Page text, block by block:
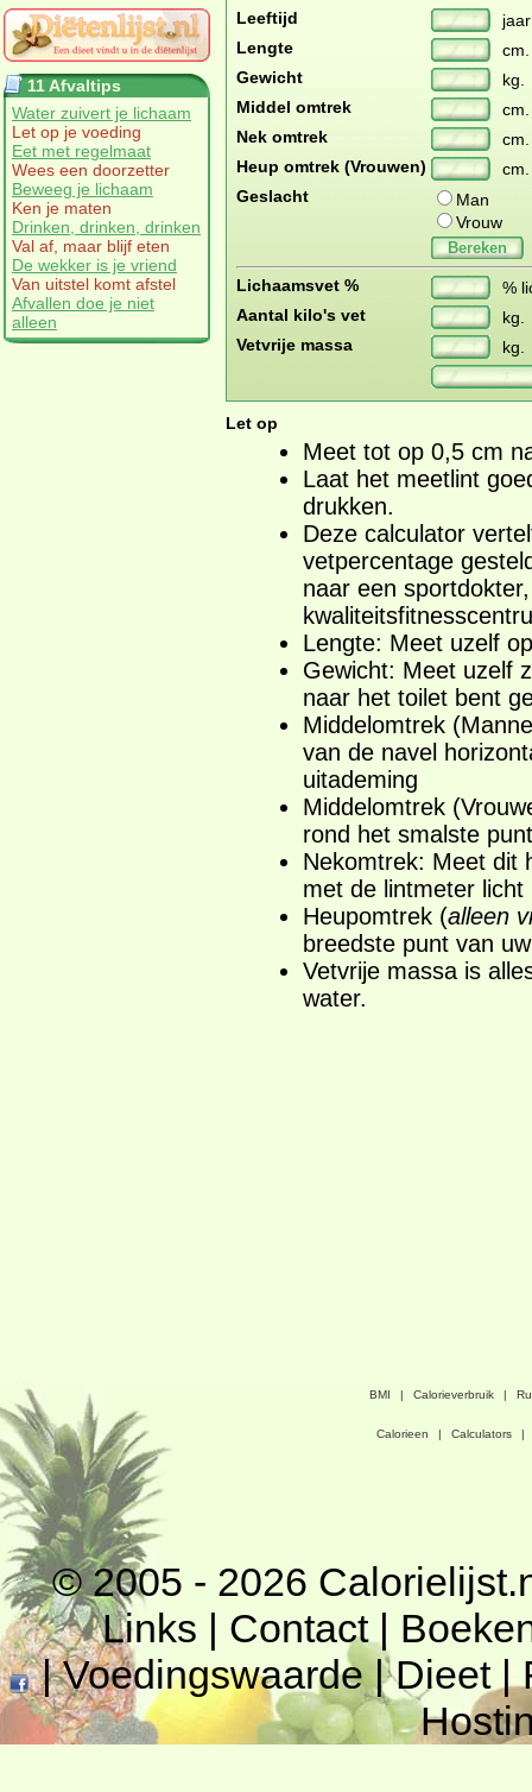
11 Afvaltips
Water zuivert je lichaam
Let op je voeding
Eet met regelmaat
Wees een doorzetter
Beweeg je lichaam
Ken je maten
Drinken, drinken, drinken
Val af, maar blijf eten
De wekker is je vriend
Van uitstel komt afstel
Afvallen doe je niet
alleen
Leeftijd
jaar
Lengte
cm.
Gewicht
kg.
Middel omtrek
cm.
Nek omtrek
cm.
Heup omtrek (Vrouwen)
cm.
Geslacht
Man
Vrouw
Bereken
Lichaamsvet %
%
Aantal kilo's vet
kg.
Vetvrije massa
kg.
Let op
Meet tot op 0,5 cm
Laat het meetlint
drukken.
Deze calculator
vetpercentage
naar een
Lengte: Meet uzelf
Gewicht: Meet uzelf
naar het toilet bent
Middelomtrek
van de navel
uitademing
Middelomtrek
rond het smalste
Nekomtrek: Meet dit
met de lintmeter
Heupomtrek (alleen
breedste punt van
Vetvrije massa is
water.
BMI | Calorieverbruik |
Calorieen | Calculators |
© 2005 - 2026
Links | Contact|
|Voedingswaarde|Dieet|